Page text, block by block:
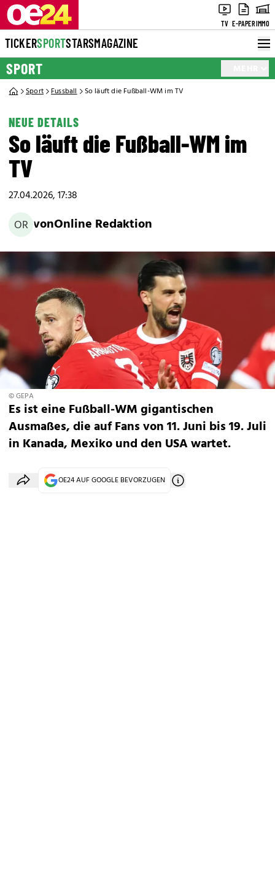
TV E-PAPERIMMO
TICKERSPORTSTARSMAGAZINE
SPORT
Sport Fussball So läuft die Fußball-WM im TV
NEUE DETAILS
So läuft die Fußball-WM im
TV
27.04.2026, 17:38
OR vonOnline Redaktion
© GEPA
Es ist eine Fußball-WM gigantischen
Ausmaßes, die auf Fans von 11. Juni bis 19. Juli
in Kanada, Mexiko und den USA wartet.
OE24 AUF GOOGLE BEVORZUGEN